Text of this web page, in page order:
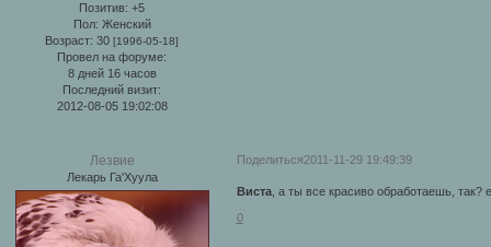
Позитив: +5
Пол: Женский
Возраст: 30[1996-05-18]
Провел на форуме:
8 дней 16 часов
Последний визит:
2012-08-05 19:02:08
Поделиться2011-11-29 19:49:39
Лезвие
Лекарь Га'Хуула
Виста, а ты все красиво обработаешь, так?
0